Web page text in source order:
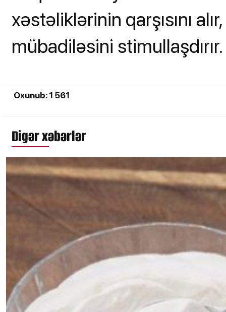
xəstəliklərinin qarşısını
mübadiləsini stimullaşdırır.
Oxunub: 1 561
Digər xəbərlər